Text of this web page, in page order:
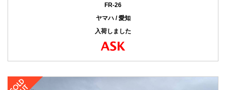
FR-26
ヤマハ / 愛知
入荷しました